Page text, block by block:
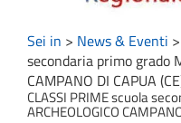
Sei in > News & Eventi >
secondaria primo grado
CAMPANO DI CAPUA
CLASSI PRIME scuola
ARCHEOLOGICO